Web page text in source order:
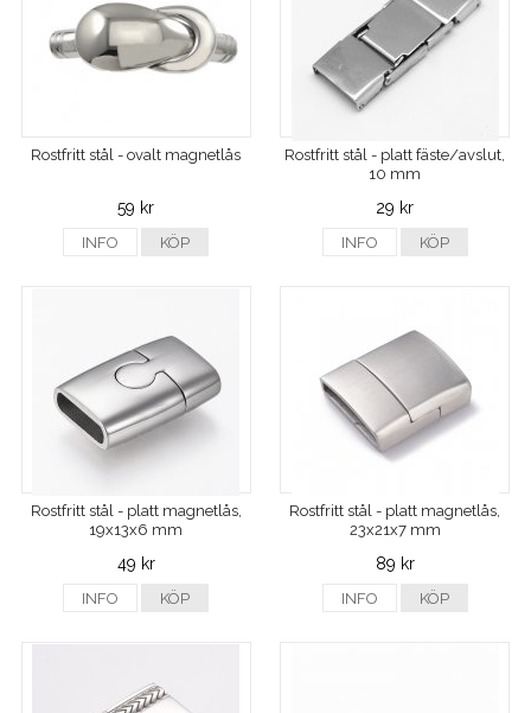
Rostfritt stål - ovalt magnetlås
59 kr
INFO KÖP
Rostfritt stål - platt fäste/avslut,
10 mm
29 kr
INFO KÖP
Rostfritt stål - platt magnetlås,
19x13x6 mm
49 kr
INFO KÖP
Rostfritt stål - platt magnetlås,
23x21x7 mm
89 kr
INFO KÖP